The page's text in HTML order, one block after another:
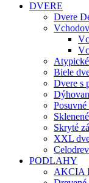
DVERE
Dvere
Biele
Dvere s
Posuvné
Skryté
XXL
PODLAHY
AKCIA